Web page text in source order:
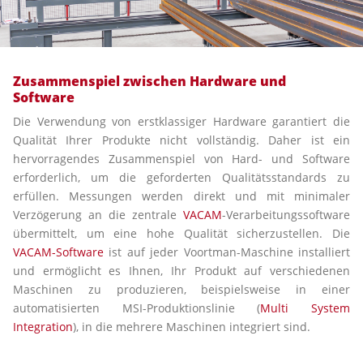
Zusammenspiel zwischen Hardware und
Software
Die Verwendung von erstklassiger Hardware garantiert die
Qualität Ihrer Produkte nicht vollständig. Daher ist ein
hervorragendes Zusammenspiel von Hard- und Software
erforderlich, um die geforderten Qualitätsstandards zu
erfüllen. Messungen werden direkt und mit minimaler
Verzögerung an die zentrale VACAM-Verarbeitungssoftware
übermittelt, um eine hohe Qualität sicherzustellen. Die
VACAM-Software ist auf jeder Voortman-Maschine installiert
und ermöglicht es Ihnen, Ihr Produkt auf verschiedenen
Maschinen zu produzieren, beispielsweise in einer
automatisierten MSI-Produktionslinie (Multi System
Integration), in die mehrere Maschinen integriert sind.